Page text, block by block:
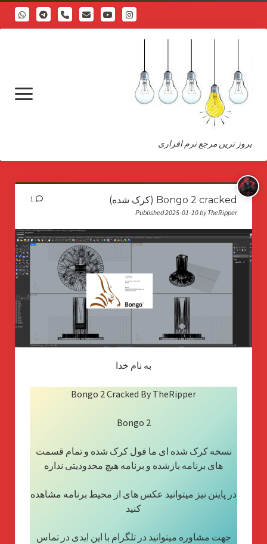
phone
بروز ترین مرجع نرم افزاری
open
menu
درباره
Bongo 2 cracked (کرک شده)
Published 2025-01-10 by TheRipper
1
به نام خدا
Bongo 2 Cracked By TheRipper
Bongo 2
نسخه کرک شده ای ما فول کرک شده و تمام قسمت
های برنامه بازشده و برنامه هیچ محدودیتی نداره
در پاینن نیز میتوانید عکس های از محیط برنامه مشاهده
کنید
جهت مشاوره میتوانید در تلگرام با این ایدی در تماس